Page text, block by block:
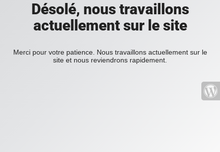
Désolé, nous travaillons
actuellement sur le site
Merci pour votre patience. Nous travaillons actuellement sur le
site et nous reviendrons rapidement.